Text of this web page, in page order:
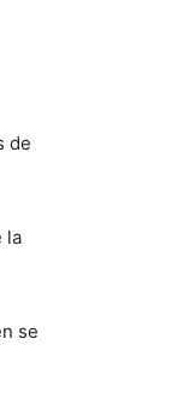
de
la
se